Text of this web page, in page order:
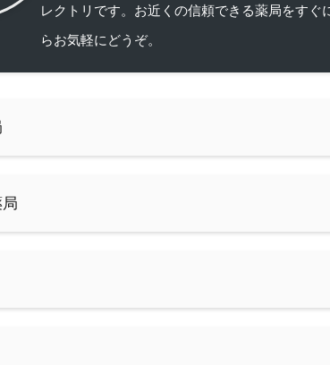
レクトリです。お近くの信頼できる薬局をす
らお気軽にどうぞ。